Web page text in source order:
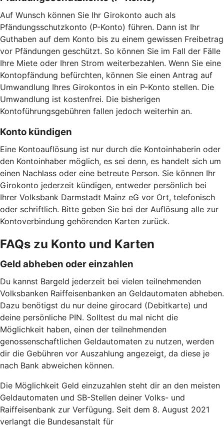
Auf Wunsch können Sie Ihr Girokonto auch als
Pfändungsschutzkonto (P-Konto) führen. Dann ist Ihr
Guthaben auf dem Konto bis zu einem gewissen Freibetrag
vor Pfändungen geschützt. So können Sie im Fall der Fälle
Ihre Miete oder Ihren Strom weiterbezahlen. Wenn Sie eine
Kontopfändung befürchten, können Sie einen Antrag auf
Umwandlung Ihres Girokontos in ein P-Konto stellen. Die
Umwandlung ist kostenfrei. Die bisherigen
Kontoführungsgebühren fallen jedoch weiterhin an.
Konto kündigen
Eine Kontoauflösung ist nur durch die Kontoinhaberin oder
den Kontoinhaber möglich, es sei denn, es handelt sich um
einen Nachlass oder eine betreute Person. Sie können Ihr
Girokonto jederzeit kündigen, entweder persönlich bei
Ihrer Volksbank Darmstadt Mainz eG vor Ort, telefonisch
oder schriftlich. Bitte geben Sie bei der Auflösung alle zur
Kontoverbindung gehörenden Karten zurück.
FAQs zu Konto und Karten
Geld abheben oder einzahlen
Du kannst Bargeld jederzeit bei vielen teilnehmenden
Volksbanken Raiffeisenbanken an Geldautomaten abheben.
Dazu benötigst du nur deine girocard (Debitkarte) und
deine persönliche PIN. Solltest du mal nicht die
Möglichkeit haben, einen der teilnehmenden
genossenschaftlichen Geldautomaten zu nutzen, werden
dir die Gebühren vor Auszahlung angezeigt, da diese je
nach Bank abweichen können.
Die Möglichkeit Geld einzuzahlen steht dir an den meisten
Geldautomaten und SB-Stellen deiner Volks- und
Raiffeisenbank zur Verfügung. Seit dem 8. August 2021
verlangt die Bundesanstalt für